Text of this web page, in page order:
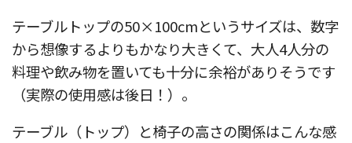
テーブルトップの50×100cmというサイズは、数字
から想像するよりもかなり大きくて、大人4人分の
料理や飲み物を置いても十分に余裕がありそうです
（実際の使用感は後日！）。
テーブル（トップ）と椅子の高さの関係はこんな感